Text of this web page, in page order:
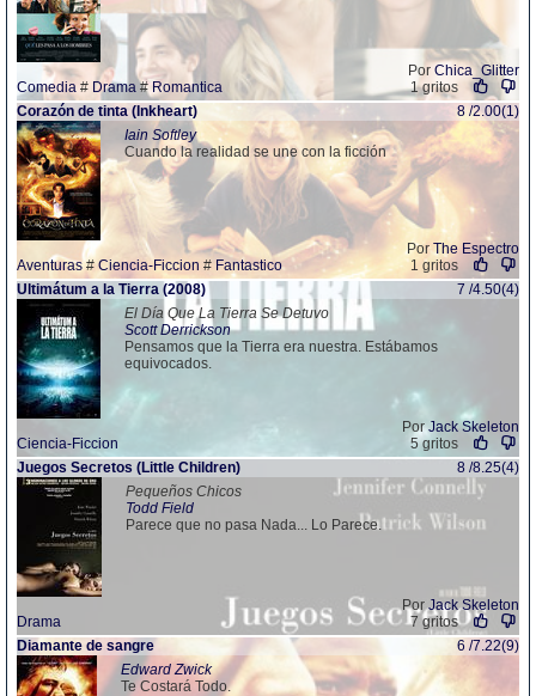
Por Chica_Glitter
Comedia # Drama # Romantica
1 gritos
Corazón de tinta (Inkheart)
8 /2.00(1)
Iain Softley
Cuando la realidad se une con la ficción
PorThe Espectro
Aventuras# Ciencia-Ficcion # Fantastico
1 gritos
Ultimátum a la Tierra (2008)
7 /4.50(4)
El Día Que La Tierra Se Detuvo
Scott Derrickson
Pensamos que la Tierra era nuestra. Estábamos
equivocados.
PorJack Skeleton
Ciencia-Ficcion
5 gritos
Juegos Secretos (Little Children)
8 /8.25(4)
Pequeños Chicos
Todd Field
Parece que no pasa Nada... Lo Parece.
PorJack Skeleton
Drama
7 gritos
Diamante de sangre
6 /7.22(9)
Edward Zwick
Te Costará Todo.